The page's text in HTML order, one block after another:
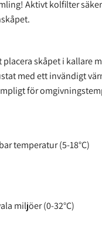
Aktivt kolfilter
skåpet i kallare
med ett invändigt
för
temperatur (5-18°C)
miljöer (0-32°C)